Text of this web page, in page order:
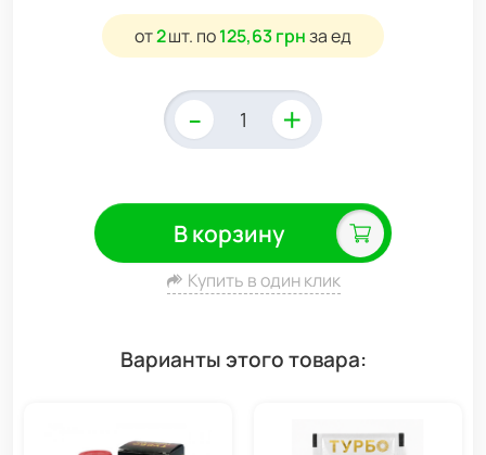
от2шт. по125,63 грнза ед
- +
В корзину
Купить в один клик
Варианты этого товара: